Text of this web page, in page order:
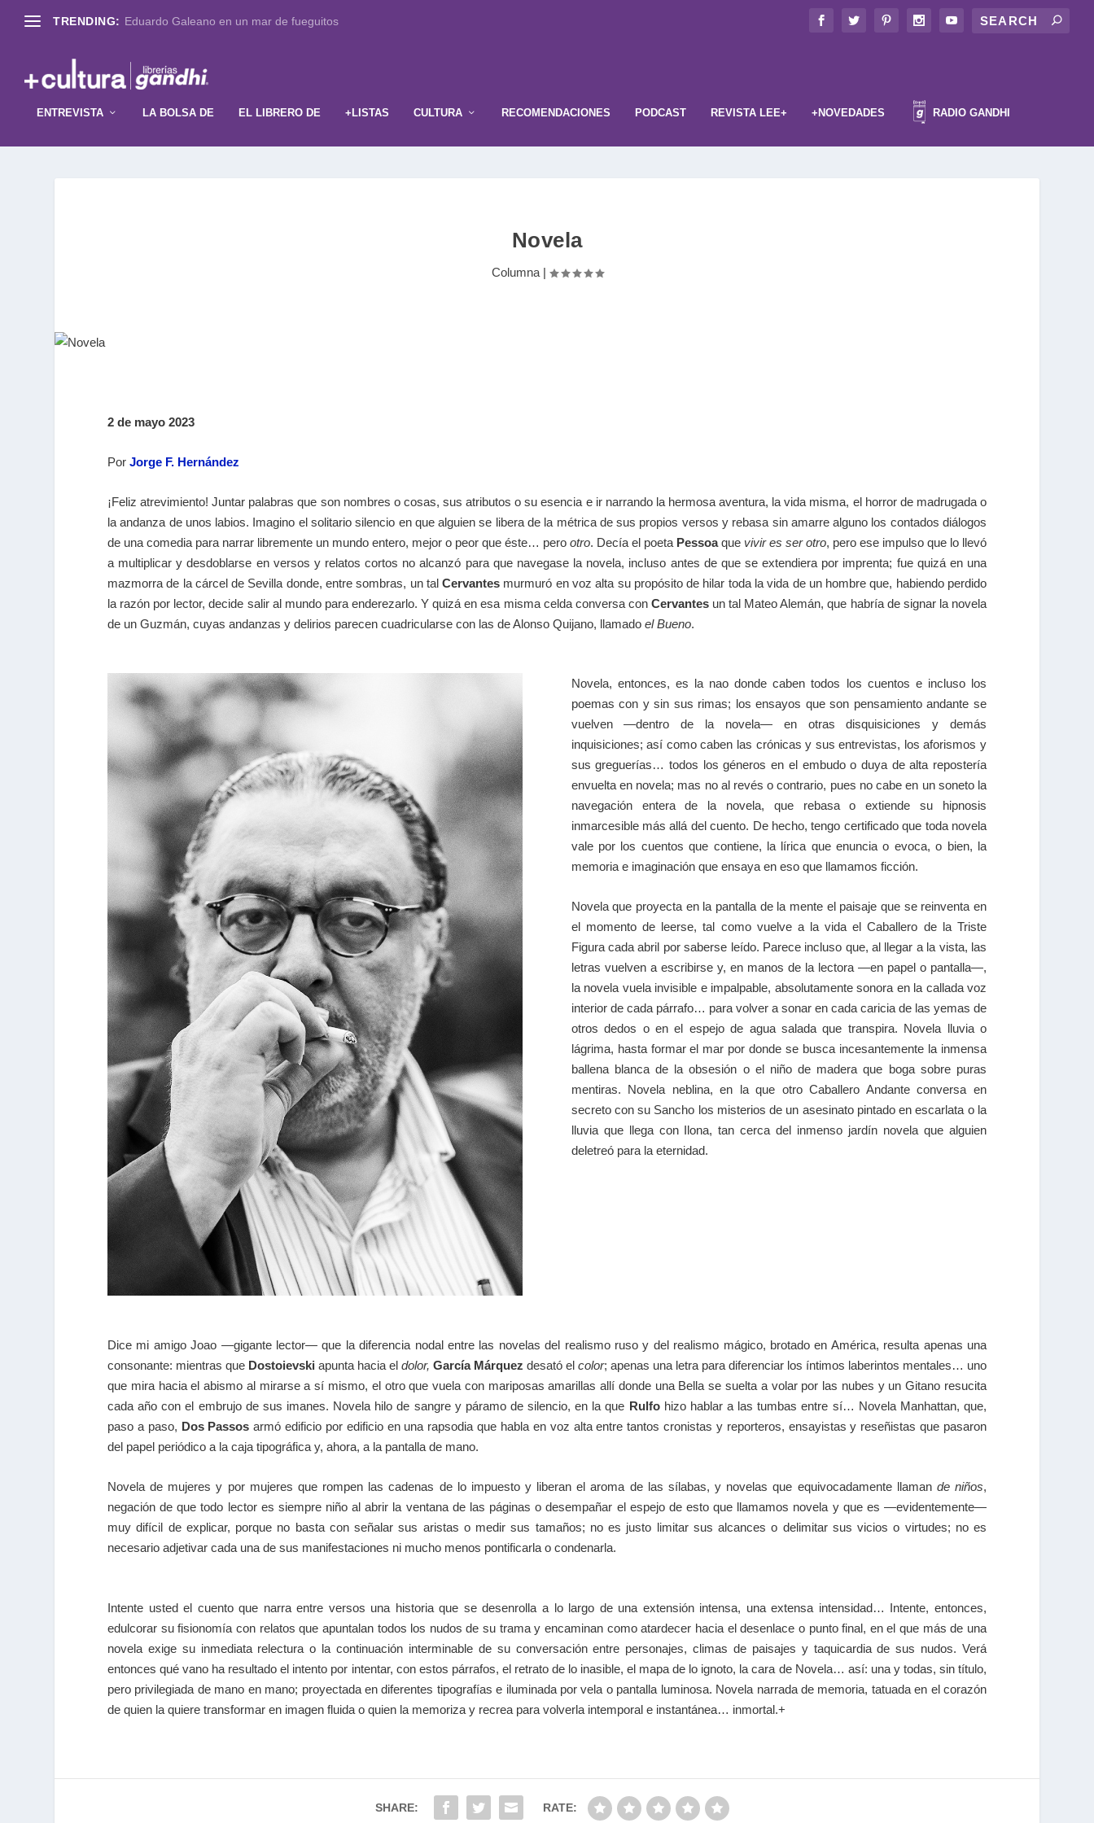
TRENDING: Eduardo Galeano en un mar de fueguitos
ENTREVISTA LA BOLSA DE EL LIBRERO DE +LISTAS CULTURA RECOMENDACIONES PODCAST REVISTA LEE+ +NOVEDADES RADIO GANDHI
Novela
Columna|
2 de mayo 2023
Por Jorge F. Hernández
¡Feliz atrevimiento! Juntar palabras que son nombres o cosas, sus atributos o su esencia e ir narrando la hermosa aventura, la vida misma, el horror de madrugada o
la andanza de unos labios. Imagino el solitario silencio en que alguien se libera de la métrica de sus propios versos y rebasa sin amarre alguno los contados diálogos
de una comedia para narrar libremente un mundo entero, mejor o peor que éste… pero otro. Decía el poeta Pessoaque vivir es ser otro, pero ese impulso que lo llevó
a multiplicar y desdoblarse en versos y relatos cortos no alcanzó para que navegase la novela, incluso antes de que se extendiera por imprenta; fue quizá en una
mazmorra de la cárcel de Sevilla donde, entre sombras, un talCervantes murmuró en voz alta su propósito de hilar toda la vida de un hombre que, habiendo perdido
la razón por lector, decide salir al mundo para enderezarlo. Y quizá en esa misma celda conversa con Cervantesun tal Mateo Alemán, que habría de signar la novela
de un Guzmán, cuyas andanzas y delirios parecen cuadricularse con las de Alonso Quijano, llamado el Bueno.
Novela, entonces, es la nao donde caben todos los cuentos e incluso los
poemas con y sin sus rimas; los ensayos que son pensamiento andante se
vuelven ―dentro de la novela― en otras disquisiciones y demás
inquisiciones; así como caben las crónicas y sus entrevistas, los aforismos y
sus greguerías… todos los géneros en el embudo o duya de alta repostería
envuelta en novela; mas no al revés o contrario, pues no cabe en un soneto la
navegación entera de la novela, que rebasa o extiende su hipnosis
inmarcesible más allá del cuento. De hecho, tengo certificado que toda novela
vale por los cuentos que contiene, la lírica que enuncia o evoca, o bien, la
memoria e imaginación que ensaya en eso que llamamos ficción.
Novela que proyecta en la pantalla de la mente el paisaje que se reinventa en
el momento de leerse, tal como vuelve a la vida el Caballero de la Triste
Figura cada abril por saberse leído. Parece incluso que, al llegar a la vista, las
letras vuelven a escribirse y, en manos de la lectora ―en papel o pantalla―,
la novela vuela invisible e impalpable, absolutamente sonora en la callada voz
interior de cada párrafo… para volver a sonar en cada caricia de las yemas de
otros dedos o en el espejo de agua salada que transpira. Novela lluvia o
lágrima, hasta formar el mar por donde se busca incesantemente la inmensa
ballena blanca de la obsesión o el niño de madera que boga sobre puras
mentiras. Novela neblina, en la que otro Caballero Andante conversa en
secreto con su Sancho los misterios de un asesinato pintado en escarlata o la
lluvia que llega con Ilona, tan cerca del inmenso jardín novela que alguien
deletreó para la eternidad.
Dice mi amigo Joao ―gigante lector― que la diferencia nodal entre las novelas del realismo ruso y del realismo mágico, brotado en América, resulta apenas una
consonante: mientras que Dostoievski apunta hacia el dolor, García Márquez desató el color; apenas una letra para diferenciar los íntimos laberintos mentales… uno
que mira hacia el abismo al mirarse a sí mismo, el otro que vuela con mariposas amarillas allí donde una Bella se suelta a volar por las nubes y un Gitano resucita
cada año con el embrujo de sus imanes. Novela hilo de sangre y páramo de silencio, en la que Rulfohizo hablar a las tumbas entre sí… Novela Manhattan, que,
paso a paso, Dos Passos armó edificio por edificio en una rapsodia que habla en voz alta entre tantos cronistas y reporteros, ensayistas y reseñistas que pasaron
del papel periódico a la caja tipográfica y, ahora, a la pantalla de mano.
Novela de mujeres y por mujeres que rompen las cadenas de lo impuesto y liberan el aroma de las sílabas, y novelas que equivocadamente llaman de niños,
negación de que todo lector es siempre niño al abrir la ventana de las páginas o desempañar el espejo de esto que llamamos novela y que es ―evidentemente―
muy difícil de explicar, porque no basta con señalar sus aristas o medir sus tamaños; no es justo limitar sus alcances o delimitar sus vicios o virtudes; no es
necesario adjetivar cada una de sus manifestaciones ni mucho menos pontificarla o condenarla.
Intente usted el cuento que narra entre versos una historia que se desenrolla a lo largo de una extensión intensa, una extensa intensidad… Intente, entonces,
edulcorar su fisionomía con relatos que apuntalan todos los nudos de su trama y encaminan como atardecer hacia el desenlace o punto final, en el que más de una
novela exige su inmediata relectura o la continuación interminable de su conversación entre personajes, climas de paisajes y taquicardia de sus nudos. Verá
entonces qué vano ha resultado el intento por intentar, con estos párrafos, el retrato de lo inasible, el mapa de lo ignoto, la cara de Novela… así: una y todas, sin título,
pero privilegiada de mano en mano; proyectada en diferentes tipografías e iluminada por vela o pantalla luminosa. Novela narrada de memoria, tatuada en el corazón
de quien la quiere transformar en imagen fluida o quien la memoriza y recrea para volverla intemporal e instantánea… inmortal.+
SHARE: RATE: